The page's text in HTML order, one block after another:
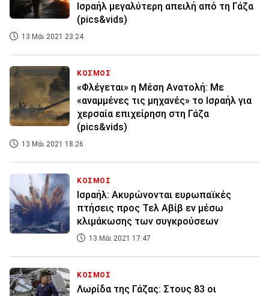
Ισραήλ μεγαλύτερη απειλή από τη Γάζα
(pics&vids)
13 Μάι 2021 23:24
ΚΟΣΜΟΣ
«Φλέγεται» η Μέση Ανατολή: Με
«αναμμένες τις μηχανές» το Ισραήλ για
χερσαία επιχείρηση στη Γάζα
(pics&vids)
13 Μάι 2021 18:26
ΚΟΣΜΟΣ
Ισραήλ: Ακυρώνονται ευρωπαϊκές
πτήσεις προς Τελ Αβίβ εν μέσω
κλιμάκωσης των συγκρούσεων
13 Μάι 2021 17:47
ΚΟΣΜΟΣ
Λωρίδα της Γάζας: Στους 83 οι